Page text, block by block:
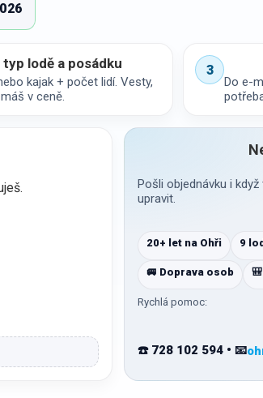
typ lodě a posádku
kajak + počet lidí. Vesty,
v ceně.
3
Do e-
Pošli objednávku i
upravit.
20+ let na Ohři 9
🚐 Doprava osob
Rychlá pomoc:
☎️ 728 102 594 • 📧